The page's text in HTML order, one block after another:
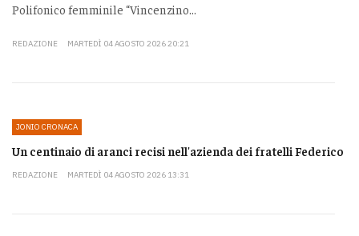
Polifonico femminile “Vincenzino...
REDAZIONE MARTEDÌ 04 AGOSTO 2026 20:21
JONIO CRONACA
Un centinaio di aranci recisi nell'azienda dei fratelli Federico
REDAZIONE MARTEDÌ 04 AGOSTO 2026 13:31